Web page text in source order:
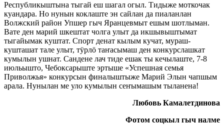
Республикыштына тыгай еш шагал огыл. Тидыже моткочак
куандара. Но нунын коклаште эн сайлан да пиаланлан
Волжский район Упшер гыч Яранцевмыт ешым шотлыман.
Вате ден марий шкештат чолга улыт да икшывыштымат
тыгайымак куштат. Спорт денат кылым кучат, мураш-
кушташат тале улыт, тӱрлӧ таҥасымаш ден конкурслашкат
кумылын ушнат. Сандене лач тиде ешак ты кечылаште, 7-8
июльышто, Чебоксарыште эртыше «Успешная семья
Приволжья» конкурсын финалыштыже Марий Элын чапшым
арала. Нунылан ме уло кумылын сеҥымашым тыланена!
Любовь Камалетдинова
Фотом соцкыл гыч налме